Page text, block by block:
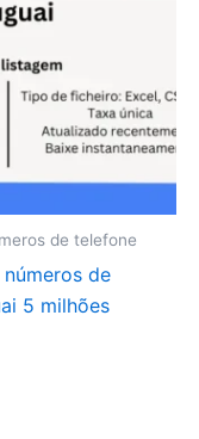
de telefone
de
5 milhões